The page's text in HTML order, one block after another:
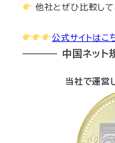
他社とぜひ比較し
公式サイトはこ
中国ネッ
当社で運営